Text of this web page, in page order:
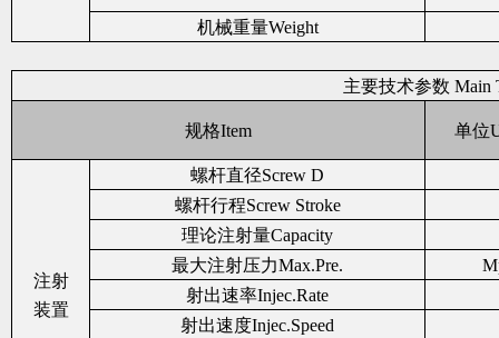
机械重量Weight
主要技术参数 Main
规格Item 单位
注射
装置
螺杆直径Screw D
螺杆行程Screw Stroke
理论注射量Capacity
最大注射压力Max.Pre.
射出速率Injec.Rate
射出速度Injec.Speed